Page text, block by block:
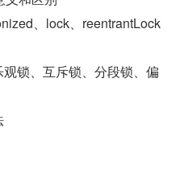
、lock、reentrantLock
锁、互斥锁、分段锁、偏